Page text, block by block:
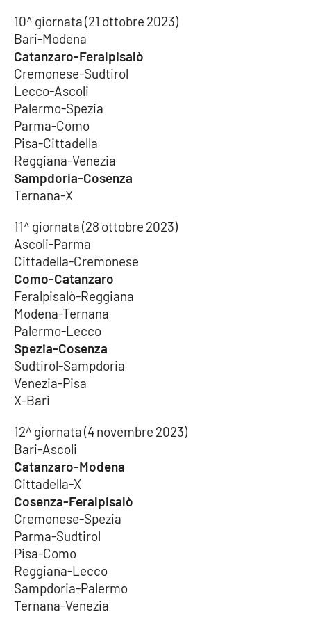
10^ giornata (21 ottobre 2023)
Bari-Modena
Catanzaro-Feralpisalò
Cremonese-Sudtirol
Lecco-Ascoli
Palermo-Spezia
Parma-Como
Pisa-Cittadella
Reggiana-Venezia
Sampdoria-Cosenza
Ternana-X
11^ giornata (28 ottobre 2023)
Ascoli-Parma
Cittadella-Cremonese
Como-Catanzaro
Feralpisalò-Reggiana
Modena-Ternana
Palermo-Lecco
Spezia-Cosenza
Sudtirol-Sampdoria
Venezia-Pisa
X-Bari
12^ giornata (4 novembre 2023)
Bari-Ascoli
Catanzaro-Modena
Cittadella-X
Cosenza-Feralpisalò
Cremonese-Spezia
Parma-Sudtirol
Pisa-Como
Reggiana-Lecco
Sampdoria-Palermo
Ternana-Venezia